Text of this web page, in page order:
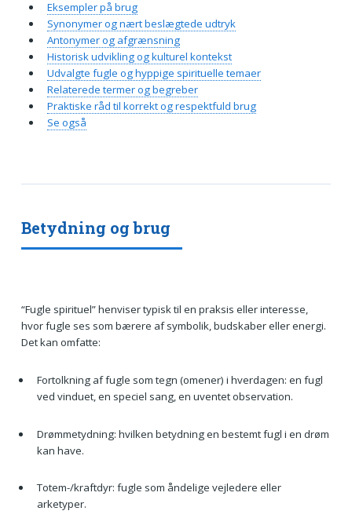
Betydning og brug
“Fugle spirituel” henviser typisk til en praksis eller interesse,
hvor fugle ses som bærere af symbolik, budskaber eller energi.
Det kan omfatte:
Fortolkning af fugle som tegn (omener) i hverdagen: en fugl
ved vinduet, en speciel sang, en uventet observation.
Drømmetydning: hvilken betydning en bestemt fugl i en drøm
kan have.
Totem-/kraftdyr: fugle som åndelige vejledere eller
arketyper.
Eksempler på brug
Synonymer og nært beslægtede udtryk
Antonymer og afgrænsning
Historisk udvikling og kulturel kontekst
Udvalgte fugle og hyppige spirituelle temaer
Relaterede termer og begreber
Praktiske råd til korrekt og respektfuld brug
Se også